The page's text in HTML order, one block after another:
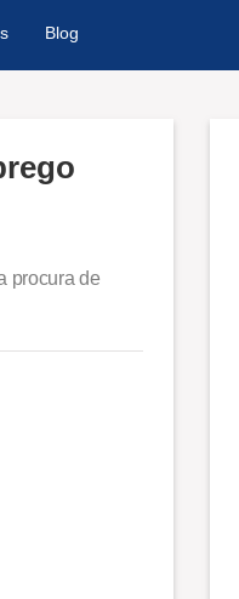
Blog
procura de